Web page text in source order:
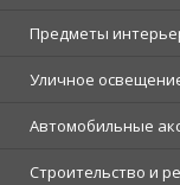
Предметы
Уличное
Автомобильные
Строительство и